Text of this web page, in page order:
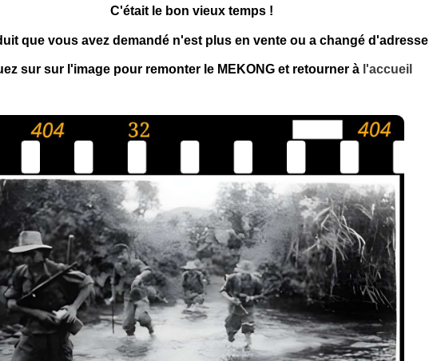
C'était le bon vieux temps !
que vous avez demandé n'est plus en vente ou a changé d'adresse
sur sur l'image pour remonter le MEKONG et retourner à l'accueil